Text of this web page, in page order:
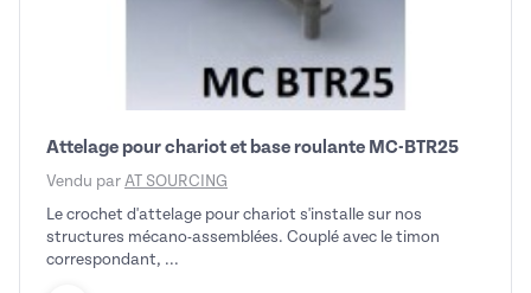
Attelage pour chariot et base roulante MC-BTR25
Vendu par AT SOURCING
Le crochet d'attelage pour chariot s'installe sur nos
structures mécano-assemblées. Couplé avec le timon
correspondant, ...